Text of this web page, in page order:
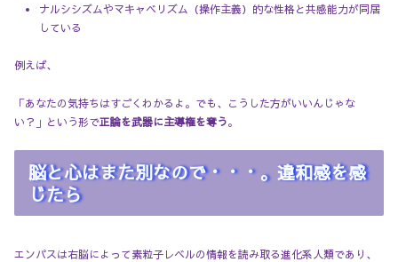
ナルシシズムやマキャベリズム（操作主義）的な性格と共感能力が同居
している
例えば、
「あなたの気持ちはすごくわかるよ。でも、こうした方がいいんじゃな
い？」という形で正論を武器に主導権を奪う。
脳と心はまた別なので・・・。違和感を感
じたら
エンパスは右脳によって素粒子レベルの情報を読み取る進化系人類であり、